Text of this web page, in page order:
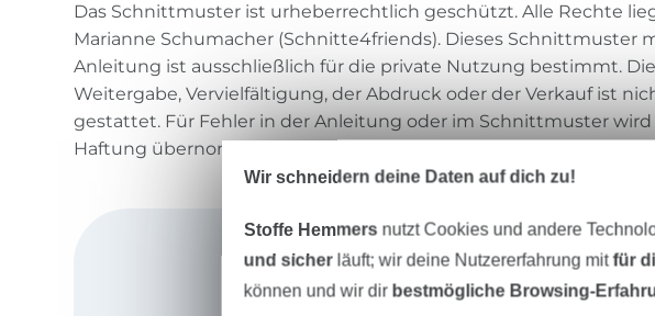
Das Schnittmuster ist urheberrechtlich geschützt. Alle Rechte
Marianne Schumacher (Schnitte4friends). Dieses Schnittmuster
Anleitung ist ausschließlich für die private Nutzung bestimmt. Die
Weitergabe, Vervielfältigung, der Abdruck oder der Verkauf ist
gestattet. Für Fehler in der Anleitung oder im Schnittmuster wird
Haftung übernommen.
Wir schneidern deine Daten auf dich zu!
Stoffe Hemmers nutzt Cookies und andere
und sicherläuft; wir deine Nutzererfahrung mitfür
können und wir dir bestmögliche Browsing-